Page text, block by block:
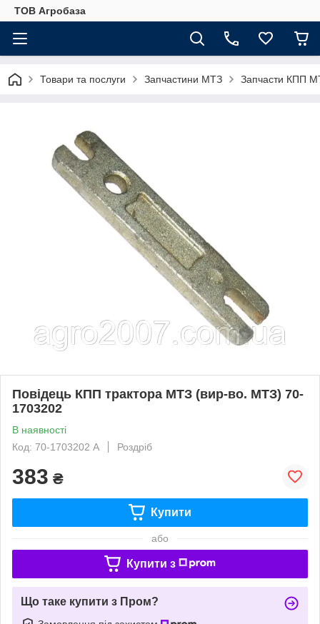
ТОВ Агробаза
Товари та послуги Запчастини МТЗ Запчасти КПП
Повідець КПП трактора МТЗ (вир-во. МТЗ) 70-
1703202
В наявності
Код: 70-1703202 А
Роздріб
383 ₴
Купити
або
Купити з
Що таке купити з Пром?